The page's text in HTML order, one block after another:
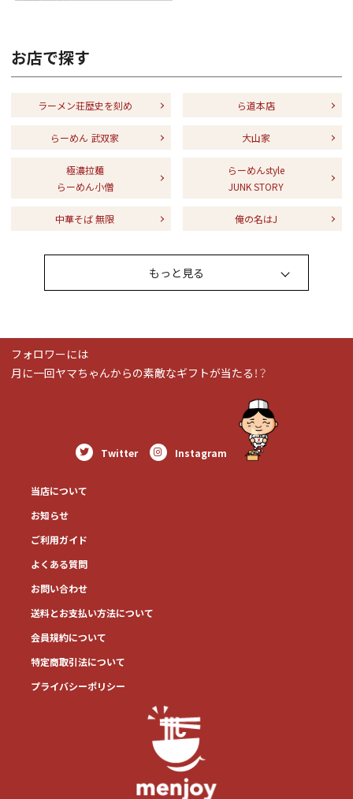
お店で探す
ラーメン荘歴史を刻め ら道本店
らーめん 武双家 大山家
極濃拉麺
らーめん小僧
らーめんstyle
JUNK STORY
中華そば 無限 俺の名はJ
もっと見る
フォロワーには
月に一回ヤマちゃんからの素敵なギフトが当たる！？
Twitter Instagram
当店について
お知らせ
ご利用ガイド
よくある質問
お問い合わせ
送料とお⽀払い⽅法について
会員規約について
特定商取引法について
プライバシーポリシー